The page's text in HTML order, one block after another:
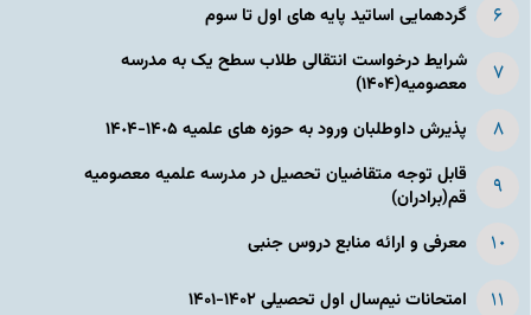
گردهمایی اساتید پایه های اول تا سوم
شرایط درخواست انتقالی طلاب سطح یک به مدرسه
معصومیه(۱۴۰۴)
پذیرش داوطلبان ورود به حوزه های علمیه ١۴٠۵-١۴٠۴
قابل توجه متقاضیان تحصیل در مدرسه علمیه معصومیه
قم(برادران)
معرفی و ارائه منابع دروس جنبی
امتحانات نیم‌سال اول تحصیلی ۱۴۰۲-۱۴۰۱